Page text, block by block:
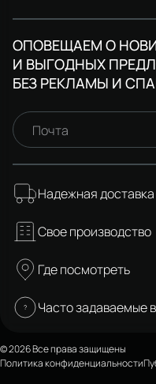
ОПОВЕЩАЕМ О
И ВЫГОДНЫХ
БЕЗ РЕКЛАМЫ И
Почта
Надежная доставка
Свое производство
Где посмотреть
Часто задаваемые
© 2026 Все права защищены
Политика конфиденциальности